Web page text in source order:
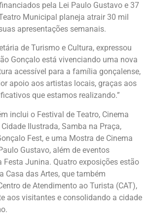
pela Lei Paulo Gustavo e 37
Municipal planeja atrair 30 mil
apresentações semanais.
de Turismo e Cultura, expressou
Gonçalo está vivenciando uma nova
acessível para a família gonçalense,
apoio aos artistas locais, graças aos
que estamos realizando.”
inclui o Festival de Teatro, Cinema
Ilustrada, Samba na Praça,
Fest, e uma Mostra de Cinema
Gustavo, além de eventos
Junina. Quatro exposições estão
Casa das Artes, que também
de Atendimento ao Turista (CAT),
aos visitantes e consolidando a cidade